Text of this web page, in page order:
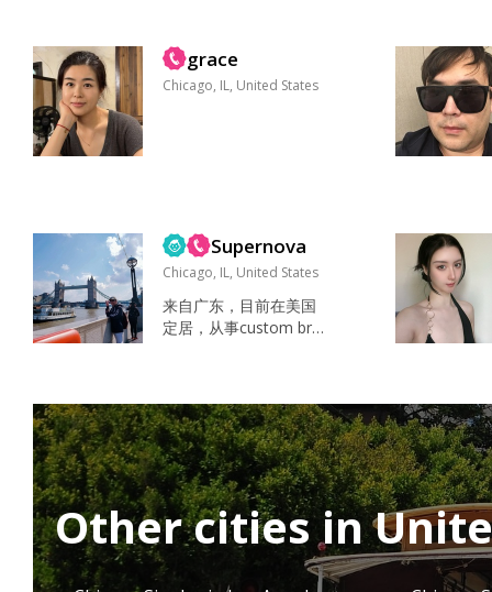
楚，也享受不那么计划
的周末。 运动、游泳、
偶尔踢球、看各种体育
grace
Chicago, IL, United States
Supernova
Chicago, IL, United States
来自广东，目前在美国
定居，从事custom brok
定。希望可以遇见对的
人安定下来，一起携手
共度往后余生的风风雨
雨。 平时喜欢飞行、AI
相关的东西，有空也会
学习一些新的skills。喜
欢旅行，去过西雅图，
广州，拉斯维加斯，纽
Other cities in